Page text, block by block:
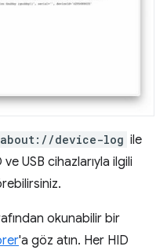
about://device-log ile
USB cihazlarıyla ilgili
okunabilir bir
'a göz atın. Her HID